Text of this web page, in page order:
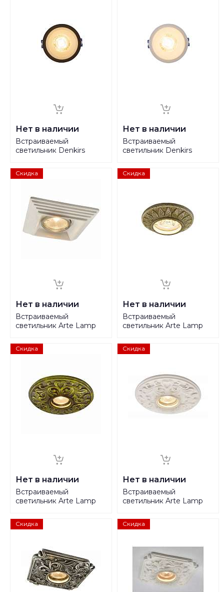
Нет в наличии
Встраиваемый
светильник Denkirs
Нет в наличии
Встраиваемый
светильник Denkirs
Скидка
Нет в наличии
Встраиваемый
светильник Arte Lamp
Скидка
Нет в наличии
Встраиваемый
светильник Arte Lamp
Скидка
Нет в наличии
Встраиваемый
светильник Arte Lamp
Скидка
Нет в наличии
Встраиваемый
светильник Arte Lamp
Скидка Скидка